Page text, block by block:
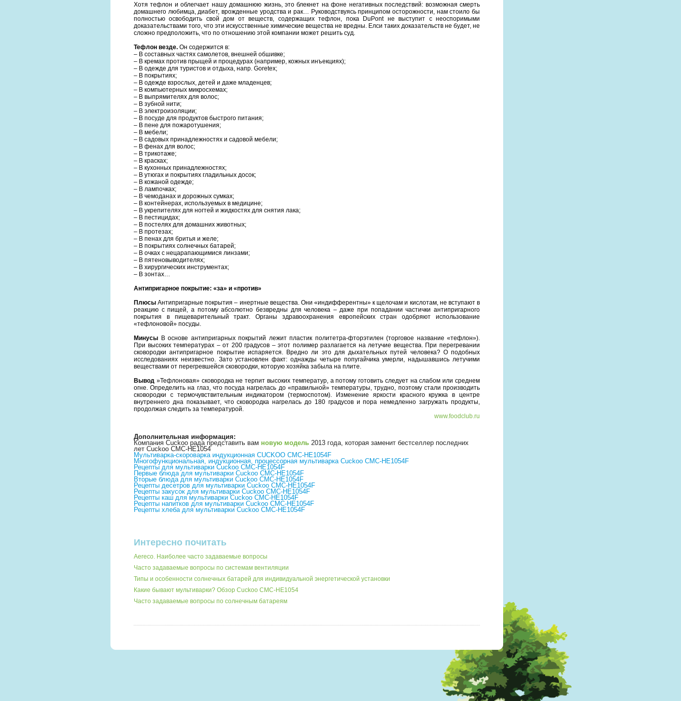
Хотя тефлон и облегчает нашу домашнюю жизнь, это блекнет на фоне негативных последствий: возможная смерть
домашнего любимца, диабет, врожденные уродства и рак… Руководствуясь принципом осторожности, нам стоило бы
полностью освободить свой дом от веществ, содержащих тефлон, пока DuPont не выступит с неоспоримыми
доказательствами того, что эти искусственные химические вещества не вредны. Елси таких доказательств не будет, не
сложно предположить, что по отношению этой компании может решить суд.
Тефлон везде. Он содержится в:
– В составных частях самолетов, внешней обшивке;
– В кремах против прыщей и процедурах (например, кожных инъекциях);
– В одежде для туристов и отдыха, напр. Goretex;
– В покрытиях;
– В одежде взрослых, детей и даже младенцев;
– В компьютерных микросхемах;
– В выпрямителях для волос;
– В зубной нити;
– В электроизоляции;
– В посуде для продуктов быстрого питания;
– В пене для пожаротушения;
– В мебели;
– В садовых принадлежностях и садовой мебели;
– В фенах для волос;
– В трикотаже;
– В красках;
– В кухонных принадлежностях;
– В утюгах и покрытиях гладильных досок;
– В кожаной одежде;
– В лампочках;
– В чемоданах и дорожных сумках;
– В контейнерах, используемых в медицине;
– В укрепителях для ногтей и жидкостях для снятия лака;
– В пестицидах;
– В постелях для домашних животных;
– В протезах;
– В пенах для бритья и желе;
– В покрытиях солнечных батарей;
– В очках с нецарапающимися линзами;
– В пятеновыводителях;
– В хирургических инструментах;
– В зонтах…
Антипригарное покрытие: «за» и «против»
Плюсы Антипригарные покрытия – инертные вещества. Они «индифферентны» к щелочам и кислотам, не вступают в
реакцию с пищей, а потому абсолютно безвредны для человека – даже при попадании частички антипригарного
покрытия в пищеварительный тракт. Органы здравоохранения европейских стран одобряют использование
«тефлоновой» посуды.
Минусы В основе антипригарных покрытий лежит пластик политетра-фторэтилен (торговое название «тефлон»).
При высоких температурах – от 200 градусов – этот полимер разлагается на летучие вещества. При перегревании
сковородки антипригарное покрытие испаряется. Вредно ли это для дыхательных путей человека? О подобных
исследованиях неизвестно. Зато установлен факт: однажды четыре попугайчика умерли, надышавшись летучими
веществами от перегревшейся сковородки, которую хозяйка забыла на плите.
Вывод »Тефлоновая» сковородка не терпит высоких температур, а потому готовить следует на слабом или среднем
огне. Определить на глаз, что посуда нагрелась до «правильной» температуры, трудно, поэтому стали производить
сковородки с термочувствительным индикатором (термоспотом). Изменение яркости красного кружка в центре
внутреннего дна показывает, что сковородка нагрелась до 180 градусов и пора немедленно загружать продукты,
продолжая следить за температурой.
www.foodclub.ru
Дополнительная информация:
Компания Cuckoo рада представить вам новую модель 2013 года, которая заменит бестселлер последних
лет Cuckoo CMC-HE1054
Мультиварка-скороварка индукционная CUCKOO CMC-HE1054F
Многофункциональная, индукционная, процессорная мультиварка Cuckoo CMC-HE1054F
Рецепты для мультиварки Cuckoo CMC-HE1054F
Первые блюда для мультиварки Cuckoo CMC-HE1054F
Вторые блюда для мультиварки Cuckoo CMC-HE1054F
Рецепты десетров для мультиварки Cuckoo CMC-HE1054F
Рецепты закусок для мультиварки Cuckoo CMC-HE1054F
Рецепты каш для мультиварки Cuckoo CMC-HE1054F
Рецепты напитков для мультиварки Cuckoo CMC-HE1054F
Рецепты хлеба для мультиварки Cuckoo CMC-HE1054F
Интересно почитать
Aereco. Наиболее часто задаваемые вопросы
Часто задаваемые вопросы по системам вентиляции
Типы и особенности солнечных батарей для индивидуальной энергетической установки
Какие бывают мультиварки? Обзор Cuckoo CMC-HE1054
Часто задаваемые вопросы по солнечным батареям